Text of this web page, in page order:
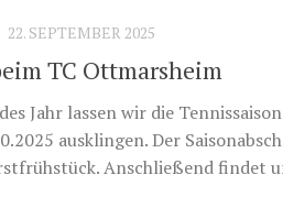
22. SEPTEMBER 2025
TC Ottmarsheim
Jahr lassen wir die
ausklingen. Der
Anschließend findet